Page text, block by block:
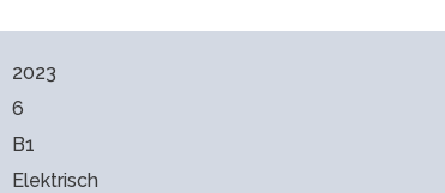
2023
6
B1
Elektrisch